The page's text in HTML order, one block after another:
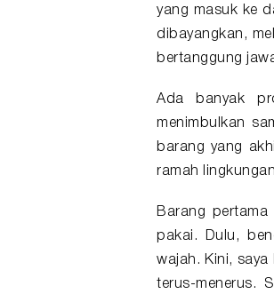
yang masuk ke
dibayangkan,
bertanggung
Ada banyak
menimbulkan
barang yang
ramah
Barang
pakai. Dulu,
wajah. Kini,
terus-menerus.